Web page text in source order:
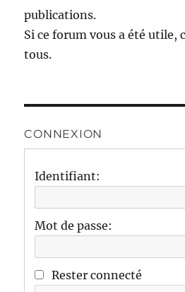
publications.
Si ce forum vous a été utile,
tous.
CONNEXION
Identifiant:
Mot de passe:
Rester connecté